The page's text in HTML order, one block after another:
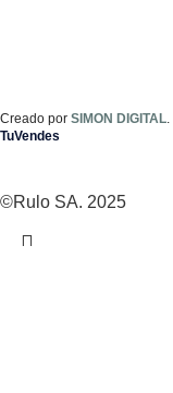
Creado por SIMON DIGITAL
TuVendes
©Rulo SA. 2025